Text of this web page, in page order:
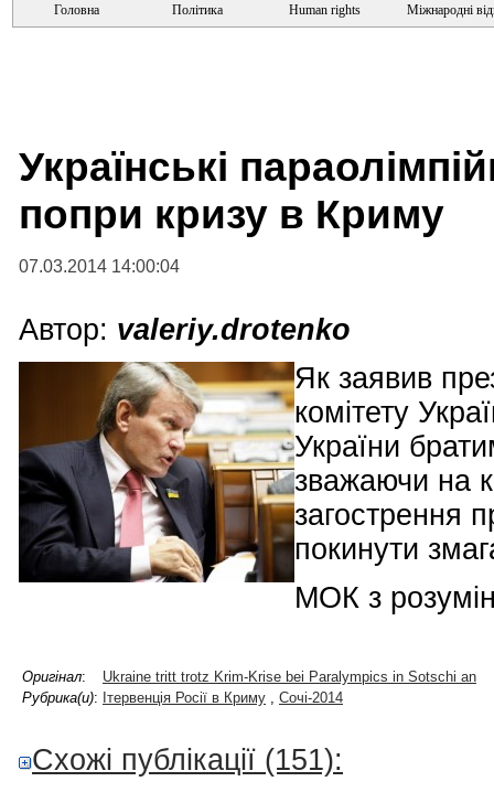
Головна Політика Human rights Міжнародні
Українські
попри кризу в Криму
07.03.2014 14:00:04
Автор: valeriy.drotenko
Як заявив
комітету
України
зважаючи на
загострення
покинути
МОК з
Оригінал:
Ukraine tritt trotz Krim-Krise bei Paralympics in Sotschi an
Рубрика(и): Ітервенція Росії в Криму Сочі-2014
Схожі публікації (151):